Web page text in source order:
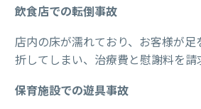
飲食店での転倒事故
店内の床が濡れており、お客様が
折してしまい、治療費と慰謝料を請
保育施設での遊具事故